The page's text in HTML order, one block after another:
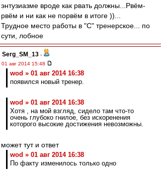
энтузиазме вроде как рвать должны...Рвём-
рвём и ни как не порвём в итоге ))...
Трудное место работы в "С" тренерское... по
сути, лобное
Serg_SM_13 -
01 авг 2014 15:48
wod » 01 авг 2014 16:38
появился новый тренер.
wod » 01 авг 2014 16:38
Хотя , на мой взгляд, сидело там что-то
очень глубоко гнилое, без искоренения
которого высокие достижения невозможны.
может тут и ответ
wod » 01 авг 2014 16:38
По факту изменилось только одно